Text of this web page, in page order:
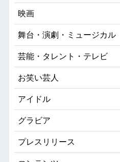
映画
舞台・演劇・ミュージカル
芸能・タレント・テレビ
お笑い芸人
アイドル
グラビア
プレスリリース